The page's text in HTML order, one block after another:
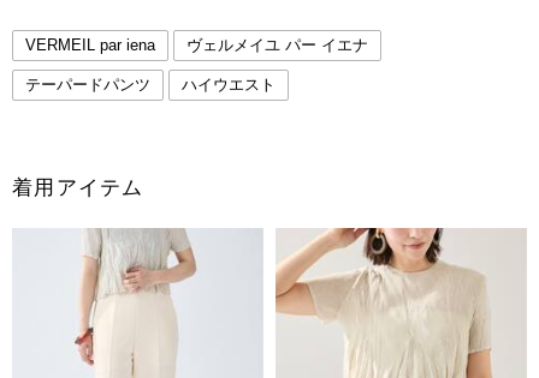
VERMEIL par iena ヴェルメイユ パー イエナ
テーパードパンツ ハイウエスト
着用アイテム